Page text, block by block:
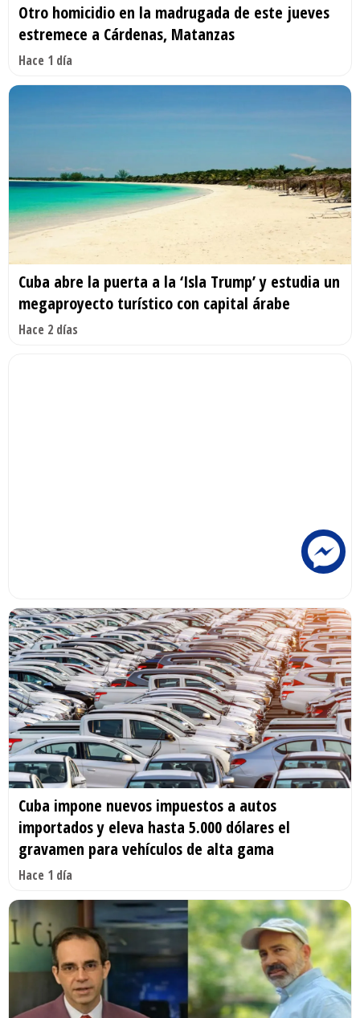
Otro homicidio en la madrugada de este jueves
estremece a Cárdenas, Matanzas
Hace 1 día
Cuba abre la puerta a la ‘Isla Trump’ y estudia un
megaproyecto turístico con capital árabe
Hace 2 días
Cuba impone nuevos impuestos a autos
importados y eleva hasta 5.000 dólares el
gravamen para vehículos de alta gama
Hace 1 día